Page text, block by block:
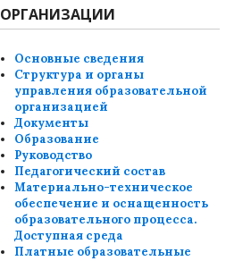
ОРГАНИЗАЦИИ
Основные сведения
Структура и органы
управления образовательной
организацией
Документы
Образование
Руководство
Педагогический состав
Материально-техническое
обеспечение и оснащенность
образовательного процесса.
Доступная среда
Платные образовательные